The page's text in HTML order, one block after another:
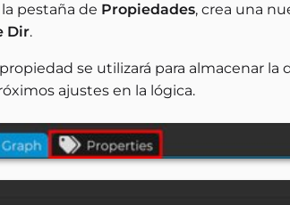
pestaña de Propiedades, crea una
Dir.
se utilizará para almacenar
ajustes en la lógica.